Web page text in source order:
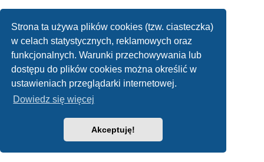
Strona ta używa plików cookies (tzw. ciasteczka)
w celach statystycznych, reklamowych oraz
funkcjonalnych. Warunki przechowywania lub
dostępu do plików cookies można określić w
ustawieniach przeglądarki internetowej.
Dowiedz się więcej
Akceptuję!